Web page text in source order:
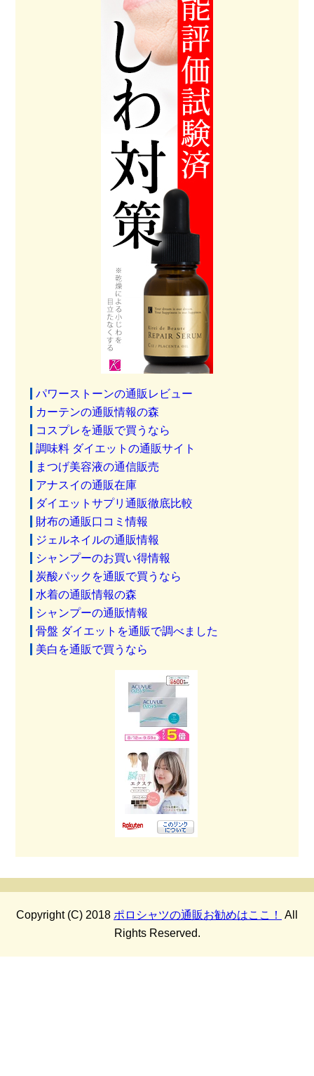
パワーストーンの通販レビュー
カーテンの通販情報の森
コスプレを通販で買うなら
調味料 ダイエットの通販サイト
まつげ美容液の通信販売
アナスイの通販在庫
ダイエットサプリ通販徹底比較
財布の通販口コミ情報
ジェルネイルの通販情報
シャンプーのお買い得情報
炭酸パックを通販で買うなら
水着の通販情報の森
シャンプーの通販情報
骨盤 ダイエットを通販で調べました
美白を通販で買うなら
Copyright (C) 2018 ポロシャツの通販お勧めはここ！
All
Rights Reserved.